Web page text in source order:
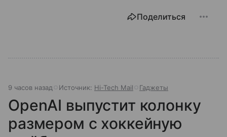
Поделиться
9 часов назад Источник: Hi-Tech Mail Гаджеты
OpenAI выпустит колонку
размером с хоккейную